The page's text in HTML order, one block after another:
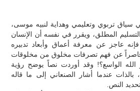
تربوي وتعليمي وهداية لنبيه موسى،
المطلق، ويقرر في نفسه أن الإنسان
عاجز عن معرفة أعماق وأبعاد تدبيره
قاصراً عن فهم تصرفات مخلوق من مخلوقات
الله الواسع؟! وقد أوردت نصاً يوضح رؤية
بالذات عندما أشار الصنعاني إلى ما قاله
النص.